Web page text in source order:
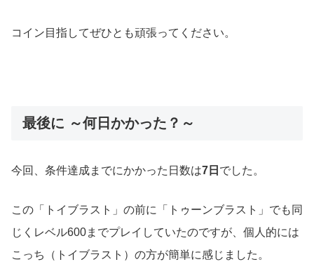
コイン目指してぜひとも頑張ってください。
最後に ～何日かかった？～
今回、条件達成までにかかった日数は7日 でした。
この「トイブラスト」の前に「トゥーンブラスト」でも同
じくレベル600までプレイしていたのですが、個人的には
こっち（トイブラスト）の方が簡単に感じました。